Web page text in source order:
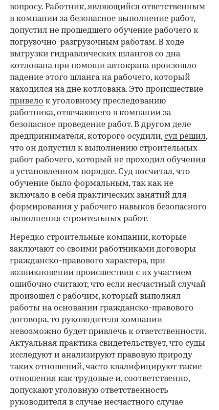
вопросу. Работник, являющийся ответственным
в компании за безопасное выполнение работ,
допустил не прошедшего обучение рабочего к
погрузочно-разгрузочным работам. В ходе
выгрузки гидравлических шлангов со дна
котлована при помощи автокрана произошло
падение этого шланга на рабочего, который
находился на дне котлована. Это происшествие
привело к уголовному преследованию
работника, отвечающего в компании за
безопасное проведение работ. В другом деле
предпринимателя, которого осудили,суд решил,
что он допустил к выполнению строительных
работ рабочего, который не проходил обучения
в установленном порядке. Суд посчитал, что
обучение было формальным, так как не
включало в себя практических занятий для
формирования у рабочего навыков безопасного
выполнения строительных работ.
Нередко строительные компании, которые
заключают со своими работниками договоры
гражданско-правового характера, при
возникновении происшествия с их участием
ошибочно считают, что если несчастный случай
произошел с рабочим, который выполнял
работы на основании гражданско-правового
договора, то руководителя компании
невозможно будет привлечь к ответственности.
Актуальная практика свидетельствует, что суды
исследуют и анализируют правовую природу
таких отношений, часто квалифицируют такие
отношения как трудовые и, соответственно,
допускают уголовную ответственность
руководителя в случае несчастного случае